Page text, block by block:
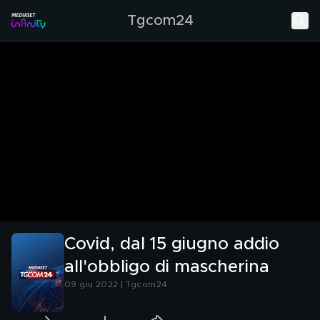
Tgcom24
Covid, dal 15 giugno addio
all'obbligo di mascherina
09 giu 2022 | Tgcom24